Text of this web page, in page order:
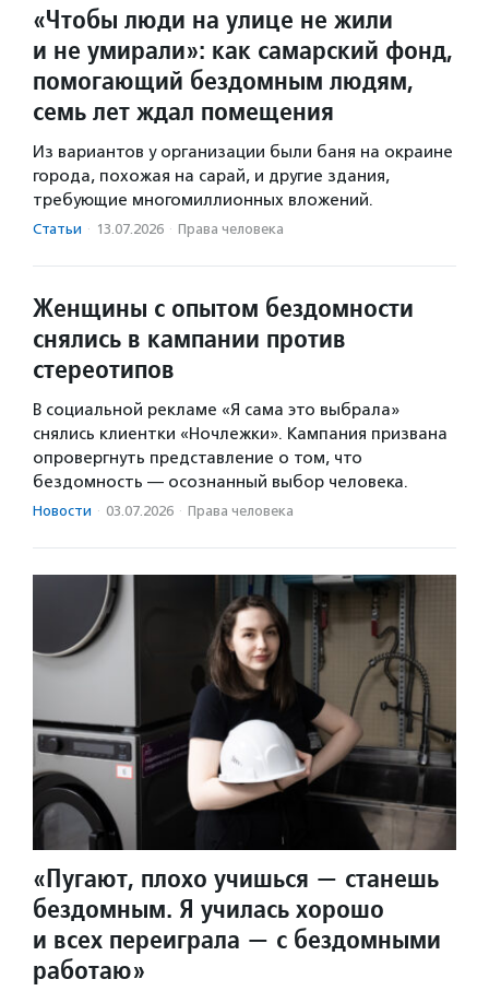
«Чтобы люди на улице не жили
и не умирали»: как самарский фонд,
помогающий бездомным людям,
семь лет ждал помещения
Из вариантов у организации были баня на окраине
города, похожая на сарай, и другие здания,
требующие многомиллионных вложений.
Статьи · 13.07.2026 · Права человека
Женщины с опытом бездомности
снялись в кампании против
стереотипов
В социальной рекламе «Я сама это выбрала»
снялись клиентки «Ночлежки». Кампания призвана
опровергнуть представление о том, что
бездомность — осознанный выбор человека.
Новости · 03.07.2026 · Права человека
«Пугают, плохо учишься — станешь
бездомным. Я училась хорошо
и всех переиграла — с бездомными
работаю»